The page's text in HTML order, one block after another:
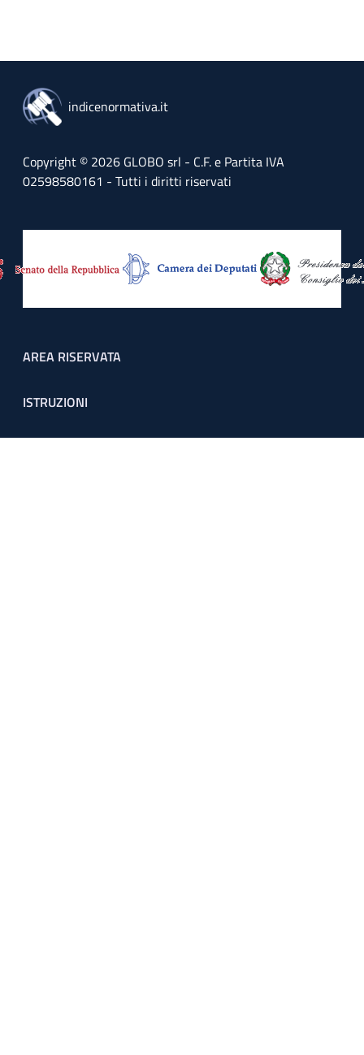
indicenormativa.it
Copyright © 2026 GLOBO srl - C.F. e Partita IVA
02598580161 - Tutti i diritti riservati
Footer menu
AREA RISERVATA
ISTRUZIONI